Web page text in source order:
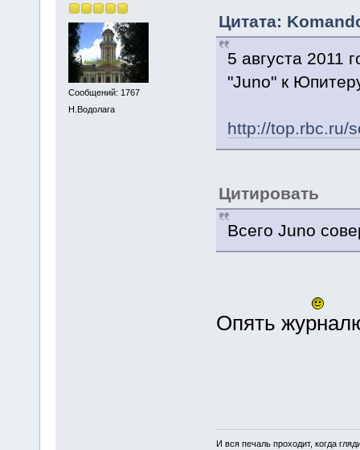
Сообщений: 1767
Н.Водолага
Цитата:
5 августа 2011
"Juno" к
http://top.rbc.ru/
Цитировать
Всего Junо
Опять
И вся печаль проходит, когда